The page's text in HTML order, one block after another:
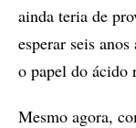
ainda teria de
esperar seis
o papel do ácido
Mesmo agora,